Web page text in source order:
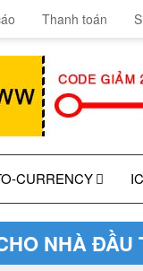
Thanh toán
CURRENCY
NHÀ ĐẦU